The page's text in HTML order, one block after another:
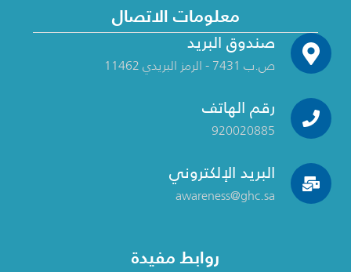
روابط مفيدة
معلومات الاتصال
صندوق البريد
ص.ب 7431 - الرمز البريدي 11462
رقم الهاتف
920020885
البريد الإلكتروني
awareness@ghc.sa